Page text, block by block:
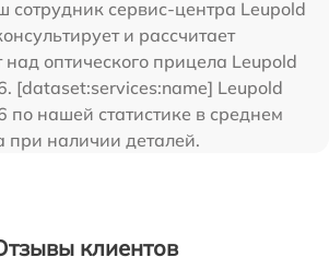
сотрудник сервис-центра Leupold
и рассчитает
над оптического прицела Leupold
[dataset:services:name] Leupold
нашей статистике в среднем
при наличии деталей.
клиентов